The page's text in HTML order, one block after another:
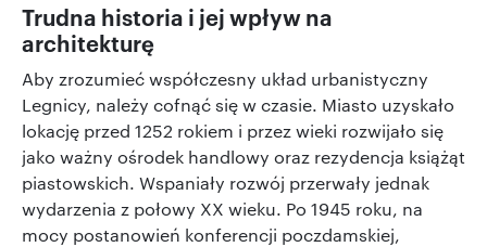
Trudna historia i jej wpływ na
architekturę
Aby zrozumieć współczesny układ urbanistyczny
Legnicy, należy cofnąć się w czasie. Miasto uzyskało
lokację przed 1252 rokiem i przez wieki rozwijało się
jako ważny ośrodek handlowy oraz rezydencja książąt
piastowskich. Wspaniały rozwój przerwały jednak
wydarzenia z połowy XX wieku. Po 1945 roku, na
mocy postanowień konferencji poczdamskiej,